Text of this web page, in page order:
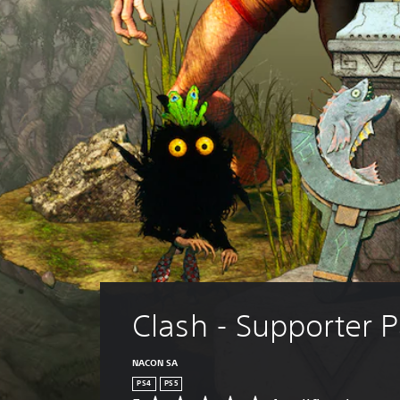
Clash - Supporter
NACON SA
PS4 PS5